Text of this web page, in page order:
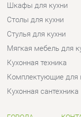
ГОРОДА
Екатеринбург
Адрес: